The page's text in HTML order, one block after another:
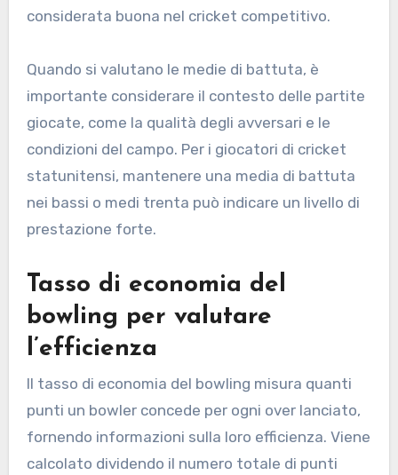
considerata buona nel cricket competitivo.
Quando si valutano le medie di battuta, è
importante considerare il contesto delle partite
giocate, come la qualità degli avversari e le
condizioni del campo. Per i giocatori di cricket
statunitensi, mantenere una media di battuta
nei bassi o medi trenta può indicare un livello di
prestazione forte.
Tasso di economia del
bowling per valutare
l’efficienza
Il tasso di economia del bowling misura quanti
punti un bowler concede per ogni over lanciato,
fornendo informazioni sulla loro efficienza. Viene
calcolato dividendo il numero totale di punti